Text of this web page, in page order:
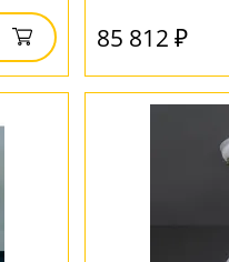
85 812 ₽